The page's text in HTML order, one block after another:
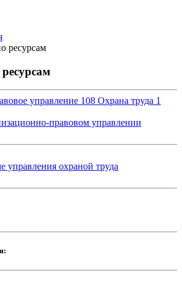
ресурсам
управление 108 Охрана труда 1
правовом управлении
управления охраной труда